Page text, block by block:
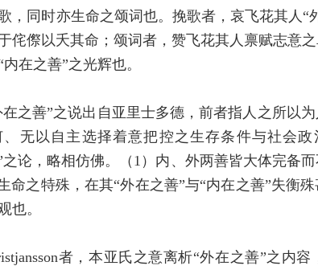
，同时亦生命之颂词也。挽歌者，哀飞花其人“
侘傺以夭其命；颂词者，赞飞花其人禀赋志意
在之善”之光辉也。
在之善”之说出自亚里士多德，前者指人之所以
无以自主选择着意把控之生存条件与社会
之论，略相仿佛。（1）内、外两善皆大体完备
命之特殊，在其“外在之善”与“内在之善”失衡
也。
者，本亚氏之意离析“外在之善”之内